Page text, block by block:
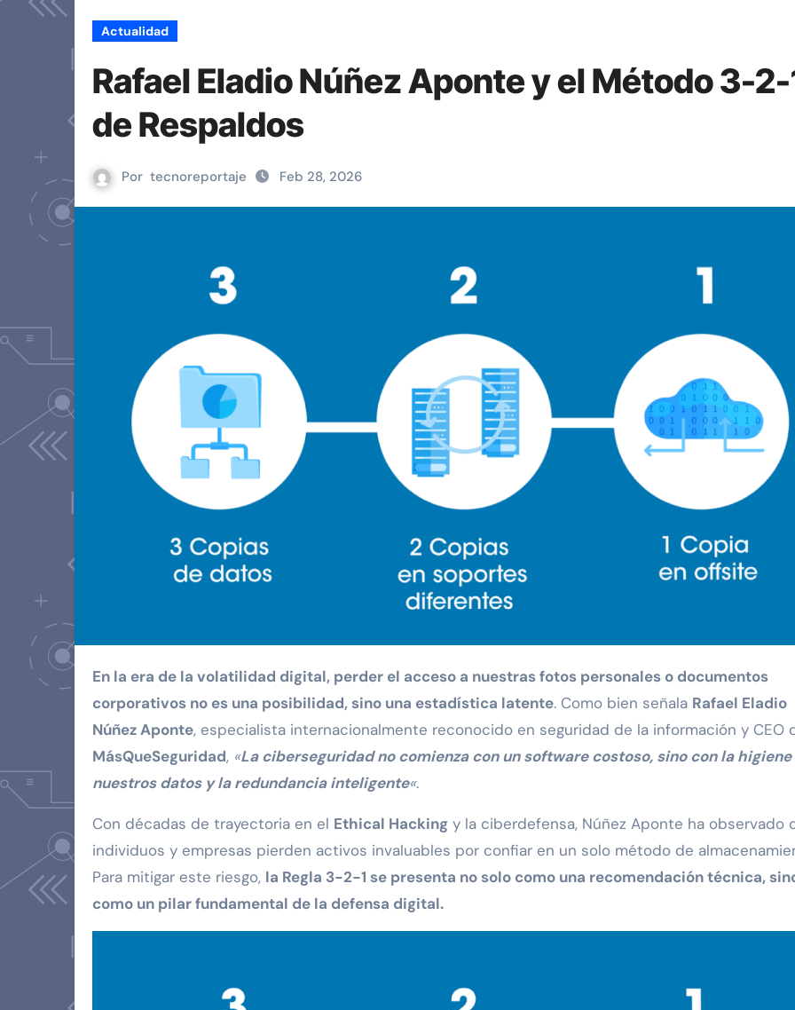
Actualidad
Rafael Eladio Núñez Aponte y el Método 3-2-
de Respaldos
Por tecnoreportaje Feb 28, 2026
En la era de la volatilidad digital, perder el acceso a nuestras fotos personales o documentos
corporativos no es una posibilidad, sino una estadística latente. Como bien señala Rafael Eladio
Núñez Aponte, especialista internacionalmente reconocido en seguridad de la información y CEO
MásQueSeguridad, «La ciberseguridad no comienza con un software costoso, sino con la higiene
nuestros datos y la redundancia inteligente«.
Con décadas de trayectoria en el Ethical Hacking y la ciberdefensa, Núñez Aponte ha observado
individuos y empresas pierden activos invaluables por confiar en un solo método de
Para mitigar este riesgo, la Regla 3-2-1 se presenta no solo como una recomendación técnica,
como un pilar fundamental de la defensa digital.